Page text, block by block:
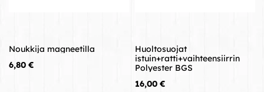
Noukkija magneetilla
Hinta
6,80 €
Huoltosuojat
istuin+ratti+vaihteensiirrin
Polyester BGS
Hinta
16,00 €